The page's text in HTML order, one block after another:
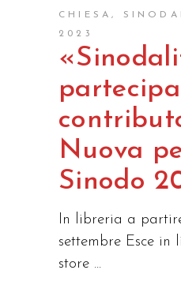
CHIESA,
2023
Nuova
Sinodo
In libreria a
settembre Esce in
store